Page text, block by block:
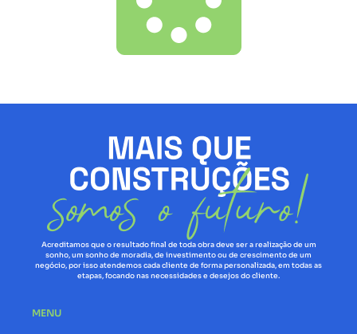
Acreditamos que o resultado final de toda obra deve ser a realização de um
sonho, um sonho de moradia, de investimento ou de crescimento de um
negócio, por isso atendemos cada cliente de forma personalizada, em todas as
etapas, focando nas necessidades e desejos do cliente.
MENU